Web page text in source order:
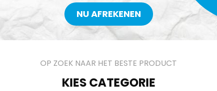
NU AFREKENEN
OP ZOEK NAAR HET BESTE PRODUCT
KIES CATEGORIE